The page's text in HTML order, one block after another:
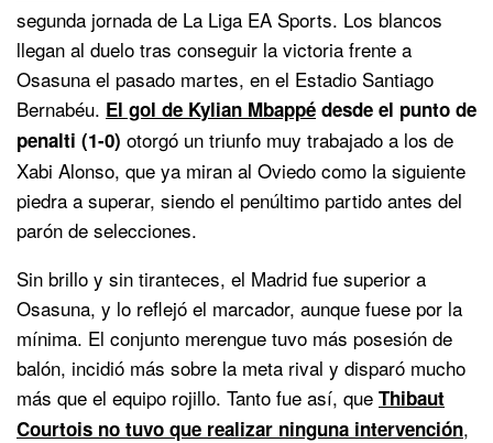
segunda jornada de La Liga EA Sports. Los blancos
llegan al duelo tras conseguir la victoria frente a
Osasuna el pasado martes, en el Estadio Santiago
Bernabéu. El gol de Kylian Mbappé desde el punto de
penalti (1-0) otorgó un triunfo muy trabajado a los de
Xabi Alonso, que ya miran al Oviedo como la siguiente
piedra a superar, siendo el penúltimo partido antes del
parón de selecciones.
Sin brillo y sin tiranteces, el Madrid fue superior a
Osasuna, y lo reflejó el marcador, aunque fuese por la
mínima. El conjunto merengue tuvo más posesión de
balón, incidió más sobre la meta rival y disparó mucho
más que el equipo rojillo. Tanto fue así, que Thibaut
Courtois no tuvo que realizar ninguna intervención,